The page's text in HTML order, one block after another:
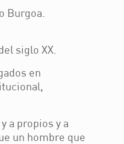
Burgoa.
siglo XX.
en
a propios y a
un hombre que